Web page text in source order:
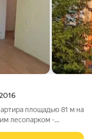
площадью 81 м на
лесопарком -